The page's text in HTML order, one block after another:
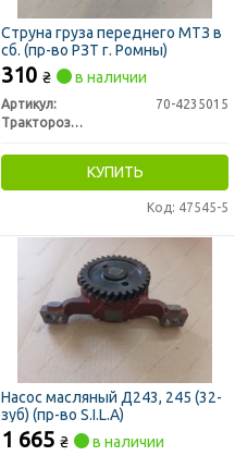
Струна груза переднего МТЗ в
сб. (пр-во РЗТ г. Ромны)
310 ₴ в наличии
Артикул:
70-4235015
Тракторозапчасть г. Ромны
КУПИТЬ
Код: 47545-5
Насос масляный Д243, 245 (32-
зуб) (пр-во S.I.L.A)
1 665 ₴ в наличии